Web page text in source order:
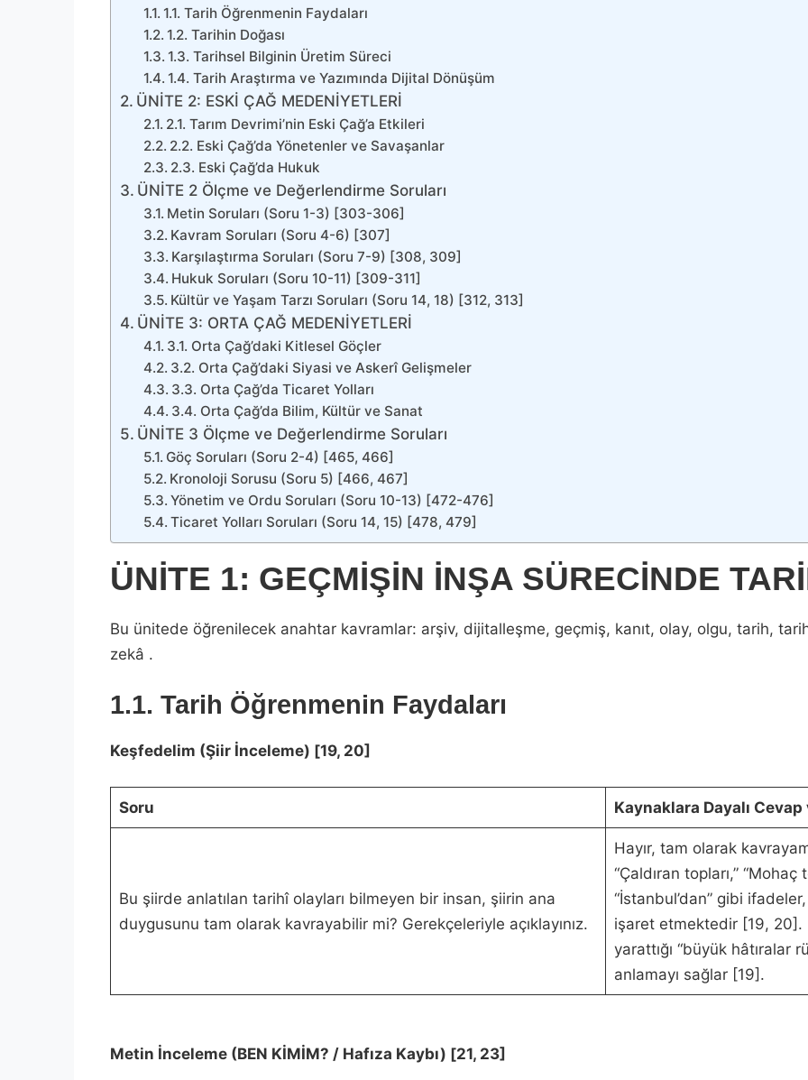
1.1. Tarih Öğrenmenin Faydaları
1.2. Tarihin Doğası
1.3. Tarihsel Bilginin Üretim Süreci
1.4. Tarih Araştırma ve Yazımında Dijital Dönüşüm
ÜNİTE 2: ESKİ ÇAĞ MEDENİYETLERİ
2.1. Tarım Devrimi’nin Eski Çağ’a Etkileri
2.2. Eski Çağ’da Yönetenler ve Savaşanlar
2.3. Eski Çağ’da Hukuk
ÜNİTE 2 Ölçme ve Değerlendirme Soruları
Metin Soruları (Soru 1-3) [303-306]
Kavram Soruları (Soru 4-6) [307]
Karşılaştırma Soruları (Soru 7-9) [308, 309]
Hukuk Soruları (Soru 10-11) [309-311]
Kültür ve Yaşam Tarzı Soruları (Soru 14, 18) [312, 313]
ÜNİTE 3: ORTA ÇAĞ MEDENİYETLERİ
3.1. Orta Çağ’daki Kitlesel Göçler
3.2. Orta Çağ’daki Siyasi ve Askerî Gelişmeler
3.3. Orta Çağ’da Ticaret Yolları
3.4. Orta Çağ’da Bilim, Kültür ve Sanat
ÜNİTE 3 Ölçme ve Değerlendirme Soruları
Göç Soruları (Soru 2-4) [465, 466]
Kronoloji Sorusu (Soru 5) [466, 467]
Yönetim ve Ordu Soruları (Soru 10-13) [472-476]
Ticaret Yolları Soruları (Soru 14, 15) [478, 479]
ÜNİTE 1: GEÇMİŞİN İNŞA SÜRECİNDE
Bu ünitede öğrenilecek anahtar kavramlar: arşiv, dijitalleşme, geçmiş, kanıt, olay, olgu, tarih,
zekâ .
1.1. Tarih Öğrenmenin Faydaları
Keşfedelim (Şiir İnceleme) [19, 20]
Soru Kaynaklara Dayalı
Bu şiirde anlatılan tarihî olayları bilmeyen bir insan, şiirin ana
duygusunu tam olarak kavrayabilir mi? Gerekçeleriyle açıklayınız.
Hayır, tam olarak
“Çaldıran topları,” “Mohaç
“İstanbul’dan” gibi
işaret etmektedir [19, 20].
yarattığı “büyük hâtıralar
anlamayı sağlar [19].
Metin İnceleme (BEN KİMİM? / Hafıza Kaybı) [21, 23]